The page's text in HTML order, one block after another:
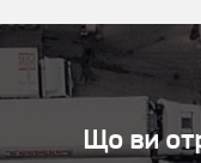
Що ви